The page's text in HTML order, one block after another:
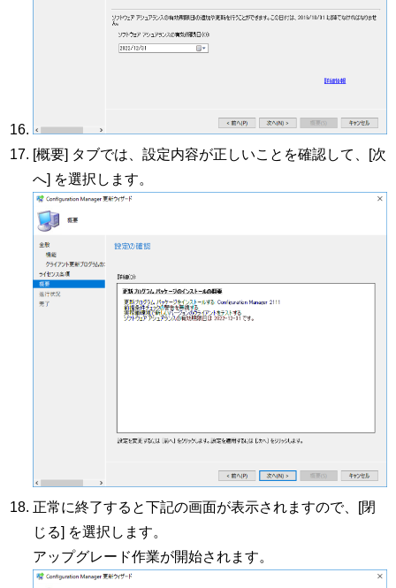
[概要] タブでは、設定内容が正しいことを確認して、[次
へ] を選択します。
正常に終了すると下記の画面が表示されますので、[閉
じる] を選択します。
アップグレード作業が開始されます。